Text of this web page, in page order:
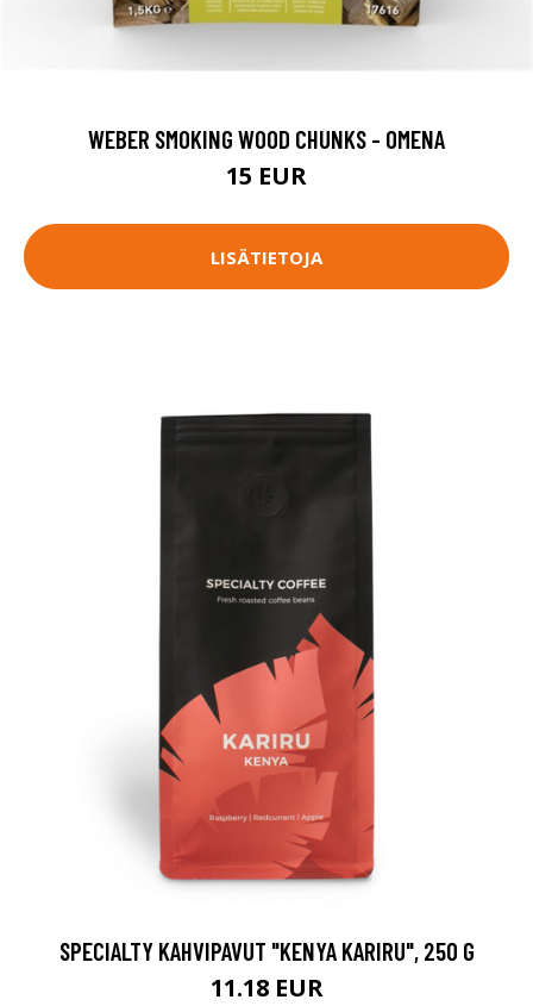
WEBER SMOKING WOOD CHUNKS - OMENA
15 EUR
LISÄTIETOJA
SPECIALTY KAHVIPAVUT "KENYA KARIRU", 250 G
11.18 EUR